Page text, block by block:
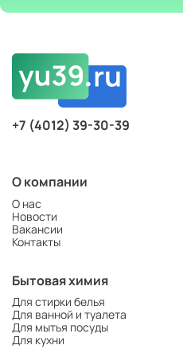
+7 (4012) 39-30-39
О компании
О нас
Новости
Вакансии
Контакты
Бытовая химия
Для стирки белья
Для ванной и туалета
Для мытья посуды
Для кухни